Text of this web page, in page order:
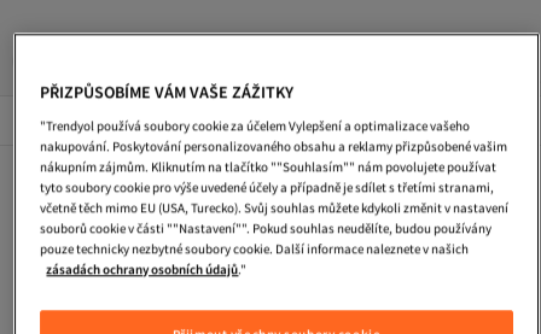
Popularni Značky Zobrazit vše
Zimni Boty Pracovni Boty
Turisticke Boty
Kabelka
Dlouhe Vecerni Saty
Pletene Saty
Tasky Pres Rameno
Saty S Flitry
Ledvinka
PŘIZPŮSOBÍME VÁM VAŠE ZÁŽITKY
"Trendyol používá soubory cookie za účelem Vylepšení a optimalizace vašeho
nakupování. Poskytování personalizovaného obsahu a reklamy přizpůsobené vašim
nákupním zájmům. Kliknutím na tlačítko ""Souhlasím"" nám povolujete používat
tyto soubory cookie pro výše uvedené účely a případně je sdílet s třetími stranami,
včetně těch mimo EU (USA, Turecko). Svůj souhlas můžete kdykoli změnit v nastavení
souborů cookie v části ""Nastavení"". Pokud souhlas neudělíte, budou používány
pouze technicky nezbytné soubory cookie. Další informace naleznete v našich
zásadách ochrany osobních údajů."